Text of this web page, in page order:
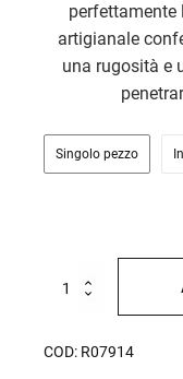
perfettamente
artigianale
una rugosità e
Singolo pezzo
senza
COD: R07914